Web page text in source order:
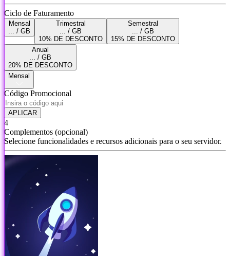
Ciclo de Faturamento
Mensal
... / GB
Trimestral
... / GB
10% DE DESCONTO
Semestral
... / GB
15% DE DESCONTO
Anual
... / GB
20% DE DESCONTO
Mensal
Código Promocional
APLICAR
4
Complementos (opcional)
Selecione funcionalidades e recursos adicionais para o seu servidor.